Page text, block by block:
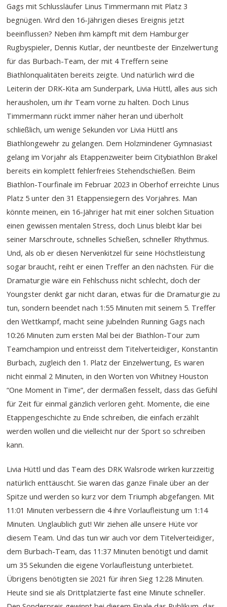
Gags mit Schlussläufer Linus Timmermann mit Platz 3
begnügen. Wird den 16-Jährigen dieses Ereignis jetzt
beeinflussen? Neben ihm kämpft mit dem Hamburger
Rugbyspieler, Dennis Kutlar, der neuntbeste der Einzelwertung
für das Burbach-Team, der mit 4 Treffern seine
Biathlonqualitäten bereits zeigte. Und natürlich wird die
Leiterin der DRK-Kita am Sunderpark, Livia Hüttl, alles aus sich
herausholen, um ihr Team vorne zu halten. Doch Linus
Timmermann rückt immer näher heran und überholt
schließlich, um wenige Sekunden vor Livia Hüttl ans
Biathlongewehr zu gelangen. Dem Holzmindener Gymnasiast
gelang im Vorjahr als Etappenzweiter beim Citybiathlon Brakel
bereits ein komplett fehlerfreies Stehendschießen. Beim
Biathlon-Tourfinale im Februar 2023 in Oberhof erreichte Linus
Platz 5 unter den 31 Etappensiegern des Vorjahres. Man
könnte meinen, ein 16-Jähriger hat mit einer solchen Situation
einen gewissen mentalen Stress, doch Linus bleibt klar bei
seiner Marschroute, schnelles Schießen, schneller Rhythmus.
Und, als ob er diesen Nervenkitzel für seine Höchstleistung
sogar braucht, reiht er einen Treffer an den nächsten. Für die
Dramaturgie wäre ein Fehlschuss nicht schlecht, doch der
Youngster denkt gar nicht daran, etwas für die Dramaturgie zu
tun, sondern beendet nach 1:55 Minuten mit seinem 5. Treffer
den Wettkampf, macht seine jubelnden Running Gags nach
10:26 Minuten zum ersten Mal bei der Biathlon-Tour zum
Teamchampion und entreisst dem Titelverteidiger, Konstantin
Burbach, zugleich den 1. Platz der Einzelwertung, Es waren
nicht einmal 2 Minuten, in den Worten von Whitney Houston
“One Moment in Time”, der dermaßen fesselt, dass das Gefühl
für Zeit für einmal gänzlich verloren geht. Momente, die eine
Etappengeschichte zu Ende schreiben, die einfach erzählt
werden wollen und die vielleicht nur der Sport so schreiben
kann.
Livia Hüttl und das Team des DRK Walsrode wirken kurzzeitig
natürlich enttäuscht. Sie waren das ganze Finale über an der
Spitze und werden so kurz vor dem Triumph abgefangen. Mit
11:01 Minuten verbessern die 4 ihre Vorlaufleistung um 1:14
Minuten. Unglaublich gut! Wir ziehen alle unsere Hüte vor
diesem Team. Und das tun wir auch vor dem Titelverteidiger,
dem Burbach-Team, das 11:37 Minuten benötigt und damit
um 35 Sekunden die eigene Vorlaufleistung unterbietet.
Übrigens benötigten sie 2021 für ihren Sieg 12:28 Minuten.
Heute sind sie als Drittplatzierte fast eine Minute schneller.